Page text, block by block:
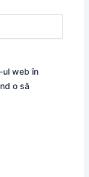
ul web în
o să